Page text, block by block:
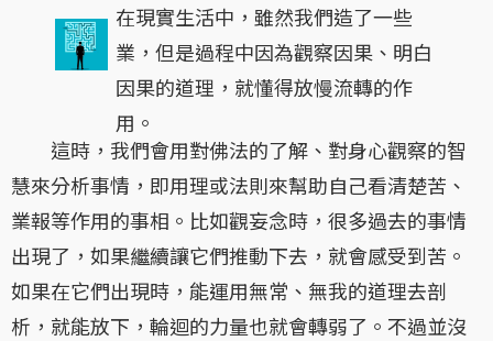
在現實生活中，雖然我們造了一些
業，但是過程中因為觀察因果、明白
因果的道理，就懂得放慢流轉的作
用。
這時，我們會用對佛法的了解、對身心觀察的智
慧來分析事情，即用理或法則來幫助自己看清楚苦、
業報等作用的事相。比如觀妄念時，很多過去的事情
出現了，如果繼續讓它們推動下去，就會感受到苦。
如果在它們出現時，能運用無常、無我的道理去剖
析，就能放下，輪迴的力量也就會轉弱了。不過並沒